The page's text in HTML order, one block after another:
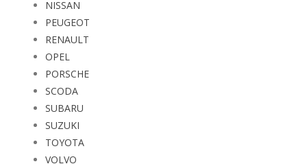
NISSAN
PEUGEOT
RENAULT
OPEL
PORSCHE
SCODA
SUBARU
SUZUKI
TOYOTA
VOLVO